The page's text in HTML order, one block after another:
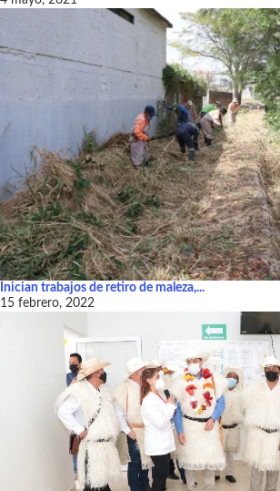
Inician trabajos de retiro de maleza,...
15 febrero, 2022